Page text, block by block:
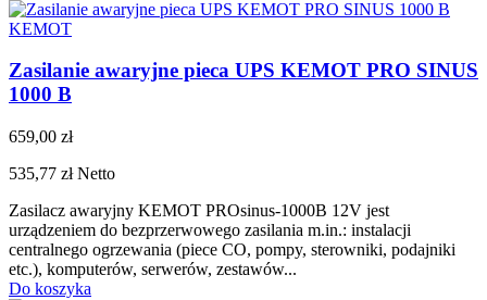
KEMOT
Zasilanie awaryjne pieca UPS KEMOT PRO SINUS
1000 B
659,00 zł
535,77 złNetto
Zasilacz awaryjny KEMOT PROsinus-1000B 12V jest
urządzeniem do bezprzerwowego zasilania m.in.: instalacji
centralnego ogrzewania (piece CO, pompy, sterowniki, podajniki
etc.), komputerów, serwerów, zestawów...
Do koszyka